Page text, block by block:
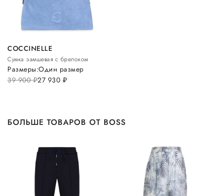
COCCINELLE
Сумка замшевая с брелоком
39 900руб.27 930 руб.
Размеры:Один размер
БОЛЬШЕ ТОВАРОВ ОТ BOSS